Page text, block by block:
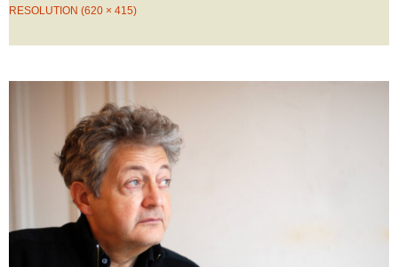
RESOLUTION (620 × 415)